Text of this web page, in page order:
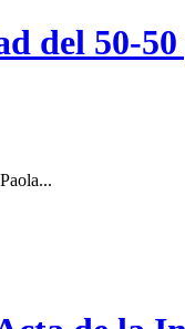
del 50-